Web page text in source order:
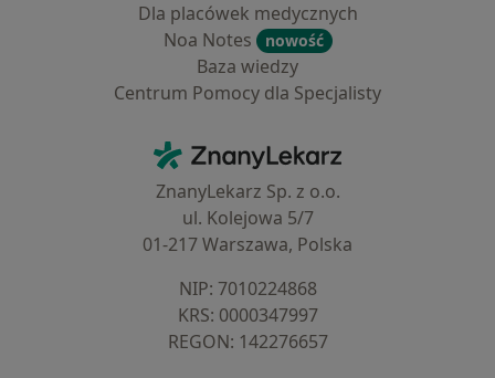
Dla placówek medycznych
Noa Notes
nowość
Baza wiedzy
Centrum Pomocy dla Specjalisty
ZnanyLekarz - Strona główna
ZnanyLekarz Sp. z o.o.
ul. Kolejowa 5/7
01-217 Warszawa, Polska
NIP: ⁠7010224868
KRS: ⁠0000347997
REGON: ⁠142276657